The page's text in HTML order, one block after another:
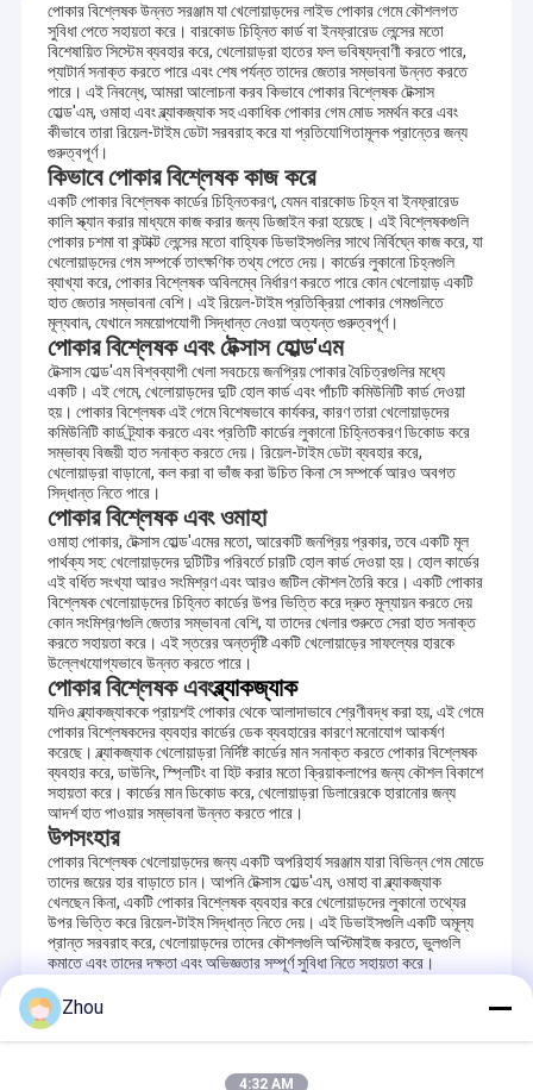
পোকার বিশ্লেষক উন্নত সরঞ্জাম যা খেলোয়াড়দের লাইভ পোকার গেমে কৌশলগত
সুবিধা পেতে সহায়তা করে। বারকোড চিহ্নিত কার্ড বা ইনফ্রারেড লেন্সের মতো
বিশেষায়িত সিস্টেম ব্যবহার করে, খেলোয়াড়রা হাতের ফল ভবিষ্যদ্বাণী করতে পারে,
প্যাটার্ন সনাক্ত করতে পারে এবং শেষ পর্যন্ত তাদের জেতার সম্ভাবনা উন্নত করতে
পারে। এই নিবন্ধে, আমরা আলোচনা করব কিভাবে পোকার বিশ্লেষক টেক্সাস
হোল্ড'এম, ওমাহা এবং ব্ল্যাকজ্যাক সহ একাধিক পোকার গেম মোড সমর্থন করে এবং
কীভাবে তারা রিয়েল-টাইম ডেটা সরবরাহ করে যা প্রতিযোগিতামূলক প্রান্তের জন্য
গুরুত্বপূর্ণ।
কিভাবে পোকার বিশ্লেষক কাজ করে
একটি পোকার বিশ্লেষক কার্ডের চিহ্নিতকরণ, যেমন বারকোড চিহ্ন বা ইনফ্রারেড
কালি স্ক্যান করার মাধ্যমে কাজ করার জন্য ডিজাইন করা হয়েছে। এই বিশ্লেষকগুলি
পোকার চশমা বা কন্টাক্ট লেন্সের মতো বাহ্যিক ডিভাইসগুলির সাথে নির্বিঘ্নে কাজ করে, যা
খেলোয়াড়দের গেম সম্পর্কে তাৎক্ষণিক তথ্য পেতে দেয়। কার্ডের লুকানো চিহ্নগুলি
ব্যাখ্যা করে, পোকার বিশ্লেষক অবিলম্বে নির্ধারণ করতে পারে কোন খেলোয়াড় একটি
হাত জেতার সম্ভাবনা বেশি। এই রিয়েল-টাইম প্রতিক্রিয়া পোকার গেমগুলিতে
মূল্যবান, যেখানে সময়োপযোগী সিদ্ধান্ত নেওয়া অত্যন্ত গুরুত্বপূর্ণ।
পোকার বিশ্লেষক এবং টেক্সাস হোল্ড'এম
টেক্সাস হোল্ড'এম বিশ্বব্যাপী খেলা সবচেয়ে জনপ্রিয় পোকার বৈচিত্রগুলির মধ্যে
একটি। এই গেমে, খেলোয়াড়দের দুটি হোল কার্ড এবং পাঁচটি কমিউনিটি কার্ড দেওয়া
হয়। পোকার বিশ্লেষক এই গেমে বিশেষভাবে কার্যকর, কারণ তারা খেলোয়াড়দের
কমিউনিটি কার্ড ট্র্যাক করতে এবং প্রতিটি কার্ডের লুকানো চিহ্নিতকরণ ডিকোড করে
সম্ভাব্য বিজয়ী হাত সনাক্ত করতে দেয়। রিয়েল-টাইম ডেটা ব্যবহার করে,
খেলোয়াড়রা বাড়ানো, কল করা বা ভাঁজ করা উচিত কিনা সে সম্পর্কে আরও অবগত
সিদ্ধান্ত নিতে পারে।
পোকার বিশ্লেষক এবং ওমাহা
ওমাহা পোকার, টেক্সাস হোল্ড'এমের মতো, আরেকটি জনপ্রিয় প্রকার, তবে একটি মূল
পার্থক্য সহ: খেলোয়াড়দের দুটিটির পরিবর্তে চারটি হোল কার্ড দেওয়া হয়। হোল কার্ডের
এই বর্ধিত সংখ্যা আরও সংমিশ্রণ এবং আরও জটিল কৌশল তৈরি করে। একটি পোকার
বিশ্লেষক খেলোয়াড়দের চিহ্নিত কার্ডের উপর ভিত্তি করে দ্রুত মূল্যায়ন করতে দেয়
কোন সংমিশ্রণগুলি জেতার সম্ভাবনা বেশি, যা তাদের খেলার শুরুতে সেরা হাত সনাক্ত
করতে সহায়তা করে। এই স্তরের অন্তর্দৃষ্টি একটি খেলোয়াড়ের সাফল্যের হারকে
উল্লেখযোগ্যভাবে উন্নত করতে পারে।
পোকার বিশ্লেষক এবংব্ল্যাকজ্যাক
যদিও ব্ল্যাকজ্যাককে প্রায়শই পোকার থেকে আলাদাভাবে শ্রেণীবদ্ধ করা হয়, এই গেমে
পোকার বিশ্লেষকদের ব্যবহার কার্ডের ডেক ব্যবহারের কারণে মনোযোগ আকর্ষণ
করেছে। ব্ল্যাকজ্যাক খেলোয়াড়রা নির্দিষ্ট কার্ডের মান সনাক্ত করতে পোকার বিশ্লেষক
ব্যবহার করে, ডাউনিং, স্প্লিটিং বা হিট করার মতো ক্রিয়াকলাপের জন্য কৌশল বিকাশে
সহায়তা করে। কার্ডের মান ডিকোড করে, খেলোয়াড়রা ডিলারেরকে হারানোর জন্য
আদর্শ হাত পাওয়ার সম্ভাবনা উন্নত করতে পারে।
উপসংহার
পোকার বিশ্লেষক খেলোয়াড়দের জন্য একটি অপরিহার্য সরঞ্জাম যারা বিভিন্ন গেম মোডে
তাদের জয়ের হার বাড়াতে চান। আপনি টেক্সাস হোল্ড'এম, ওমাহা বা ব্ল্যাকজ্যাক
খেলছেন কিনা, একটি পোকার বিশ্লেষক ব্যবহার করে খেলোয়াড়দের লুকানো তথ্যের
উপর ভিত্তি করে রিয়েল-টাইম সিদ্ধান্ত নিতে দেয়। এই ডিভাইসগুলি একটি অমূল্য
প্রান্ত সরবরাহ করে, খেলোয়াড়দের তাদের কৌশলগুলি অপ্টিমাইজ করতে, ভুলগুলি
কমাতে এবং তাদের দক্ষতা এবং অভিজ্ঞতার সম্পূর্ণ সুবিধা নিতে সহায়তা করে।
Recommended Products
Zhou
4:32 AM